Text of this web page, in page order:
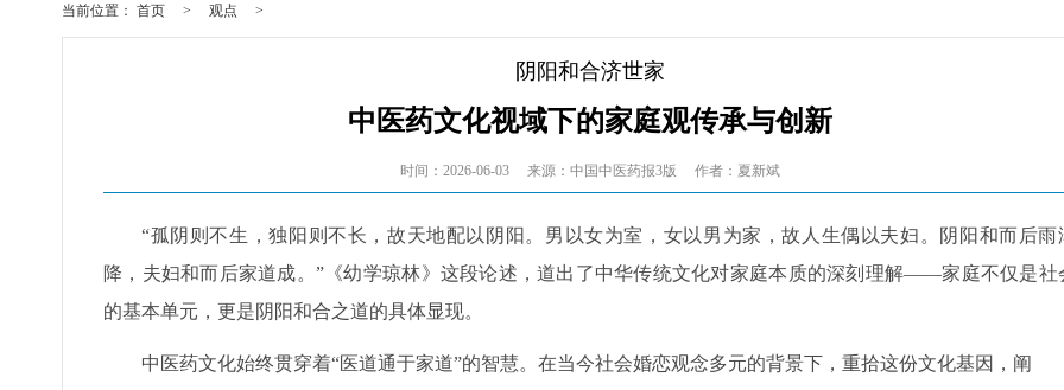
当前位置： 首页 > 观点 >
阴阳和合济世家
中医药文化视域下的家庭观传承与创新
时间：2026-06-03 来源：中国中医药报3版 作者：夏新斌
“孤阴则不生，独阳则不长，故天地配以阴阳。男以女为室，女以男为家，故人生偶以夫妇。阴阳和而后雨
降，夫妇和而后家道成。”《幼学琼林》这段论述，道出了中华传统文化对家庭本质的深刻理解——家庭不仅是社
的基本单元，更是阴阳和合之道的具体显现。
中医药文化始终贯穿着“医道通于家道”的智慧。在当今社会婚恋观念多元的背景下，重拾这份文化基因，阐